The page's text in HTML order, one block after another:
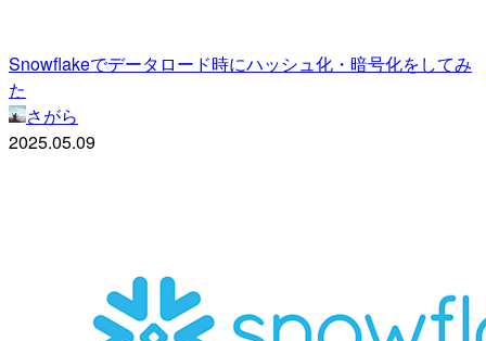
Snowflakeでデータロード時にハッシュ化・暗号化をしてみ
た
さがら
2025.05.09